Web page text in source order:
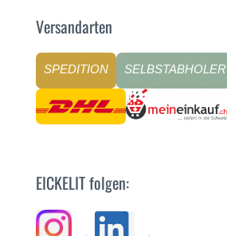
Versandarten
SPEDITION SELBSTABHOLER
EICKELIT folgen: